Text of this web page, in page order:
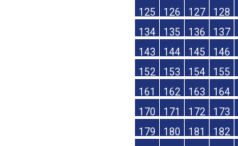
107
108 109 110
116
117 118 119
125
126 127 128
134
135 136 137
143
144 145 146
152
153 154 155
161
162 163 164